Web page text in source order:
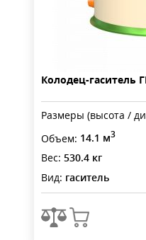
Колодец-гаситель
Размеры (высота /
Объем: 14.1 м3
Вес: 530.4 кг
Вид: гаситель